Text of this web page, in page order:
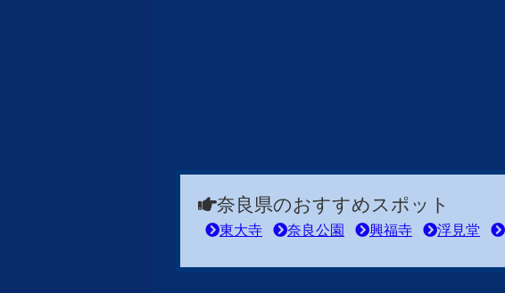
奈良県のおすすめスポット
東大寺 奈良公園 興福寺 浮見堂